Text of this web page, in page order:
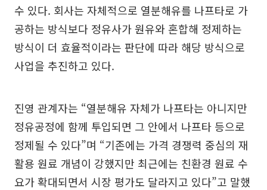
수 있다. 회사는 자체적으로 열분해유를 나프타로 가
공하는 방식보다 정유사가 원유와 혼합해 정제하는
방식이 더 효율적이라는 판단에 따라 해당 방식으로
사업을 추진하고 있다.
진영 관계자는 “열분해유 자체가 나프타는 아니지만
정유공정에 함께 투입되면 그 안에서 나프타 등으로
정제될 수 있다”며 “기존에는 가격 경쟁력 중심의 재
활용 원료 개념이 강했지만 최근에는 친환경 원료 수
요가 확대되면서 시장 평가도 달라지고 있다”고 말했